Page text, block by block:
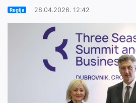
Regija 28.04.2026. 12:42